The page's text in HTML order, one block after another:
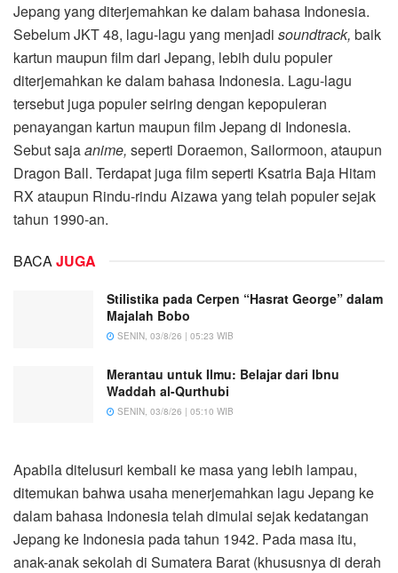
Jepang yang diterjemahkan ke dalam bahasa Indonesia.
Sebelum JKT 48, lagu-lagu yang menjadi soundtrack, baik
kartun maupun film dari Jepang, lebih dulu populer
diterjemahkan ke dalam bahasa Indonesia. Lagu-lagu
tersebut juga populer seiring dengan kepopuleran
penayangan kartun maupun film Jepang di Indonesia.
Sebut sajaanime, seperti Doraemon, Sailormoon, ataupun
Dragon Ball. Terdapat juga film seperti Ksatria Baja Hitam
RX ataupun Rindu-rindu Aizawa yang telah populer sejak
tahun 1990-an.
BACAJUGA
Stilistika pada Cerpen “Hasrat George” dalam
Majalah Bobo
SENIN, 03/8/26 | 05:23 WIB
Merantau untuk Ilmu: Belajar dari Ibnu
Waddah al-Qurthubi
SENIN, 03/8/26 | 05:10 WIB
Apabila ditelusuri kembali ke masa yang lebih lampau,
ditemukan bahwa usaha menerjemahkan lagu Jepang ke
dalam bahasa Indonesia telah dimulai sejak kedatangan
Jepang ke Indonesia pada tahun 1942. Pada masa itu,
anak-anak sekolah di Sumatera Barat (khususnya di derah